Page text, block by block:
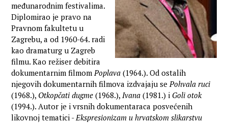
međunarodnim festivalima.
Diplomirao je pravo na
Pravnom fakultetu u
Zagrebu, a od 1960-64. radi
kao dramaturg u Zagreb
filmu. Kao režiser debitira
dokumentarnim filmomPoplava (1964.). Od ostalih
njegovih dokumentarnih filmova izdvajaju sePohvala ruci
(1968.), Otkopčati dugme (1968.),Ivana (1981.) i Goli otok
(1994.). Autor je i vrsnih dokumentaraca posvećenih
likovnoj tematici -Ekspresionizam u hrvatskom slikarstvu